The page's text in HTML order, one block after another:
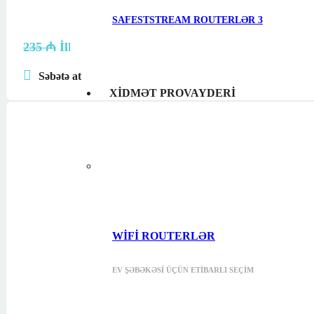
SAFESTSTREAM ROUTERLƏR 3
XIDMƏT PROVAYDERI
WIFI ROUTERLƏR
EV ŞƏBƏKƏSI ÜÇÜN ETIBARLI SEÇIM
235₼ İlkin qiymət: 235 ₼.
Səbətə at